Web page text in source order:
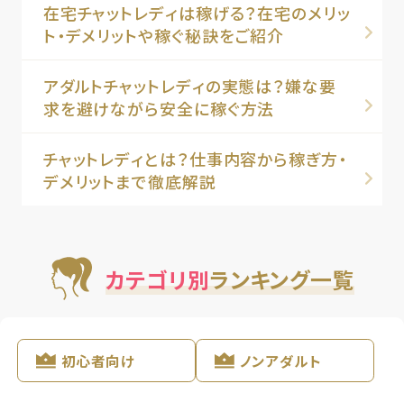
在宅チャットレディは稼げる？在宅のメリッ
ト・デメリットや稼ぐ秘訣をご紹介
アダルトチャットレディの実態は？嫌な要
求を避けながら安全に稼ぐ方法
チャットレディとは？仕事内容から稼ぎ方・
デメリットまで徹底解説
カテゴリ別ランキング一覧
初心者向け ノンアダルト